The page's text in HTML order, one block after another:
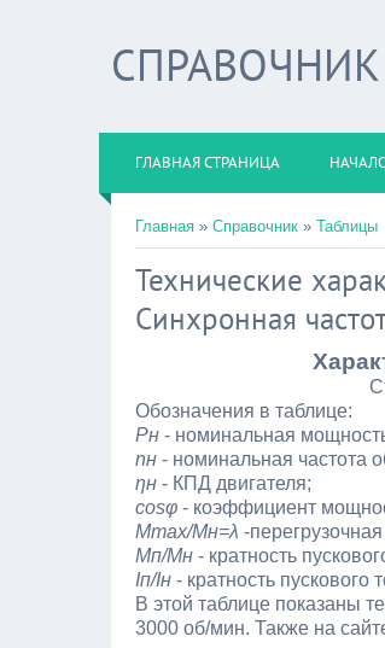
ГЛАВНАЯ СТРАНИЦА
Главная » Справочник » Таблицы
Технические
Синхронная
Обозначения в таблице:
Рн - номинальная
nн - номинальная частота
ηн - КПД двигателя;
cosφ - коэффициент
Мmax/Mн=λ -
Мп/Мн - кратность
Iп/Ιн - кратность пускового
В этой таблице показаны
3000 об/мин. Также на